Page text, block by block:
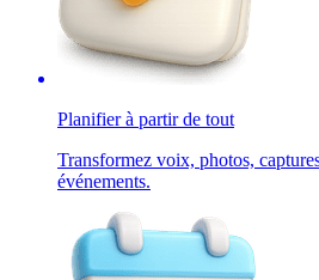
Planifier à partir de tout
Transformez voix, photos,
événements.